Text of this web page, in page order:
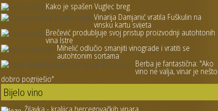
Kako je spašen Vuglec breg
Vinarija Damjanić vratila Fuškulin na
vinsku kartu svijeta
Brečević produbljuje svoj pristup proizvodnji autohtonih
vina Istre
Mihelić odlučio smanjiti vinograde i vratiti se
autohtonim sortama
Berba je fantastična: "Ako
vino ne valja, vinar je nešto
dobro pogriješio"
Bijelo vino